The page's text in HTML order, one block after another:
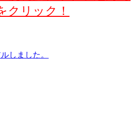
クリック！
しました。